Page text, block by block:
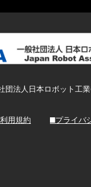
団法人日本ロボット工
利用規約 ​■プライバ